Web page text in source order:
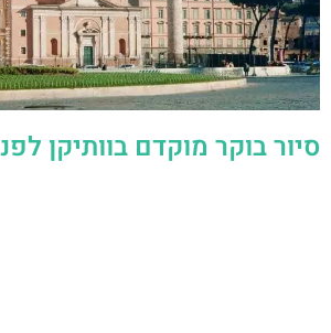
סיור בוקר מוקדם בוותיקן